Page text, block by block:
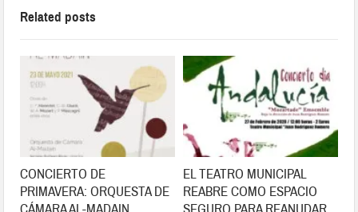
Related posts
CONCIERTO DE
PRIMAVERA: ORQUESTA DE
EL TEATRO MUNICIPAL
REABRE COMO ESPACIO